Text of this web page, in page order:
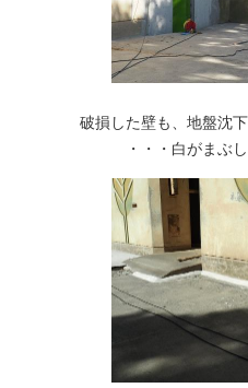
破損した壁も、地盤沈
・・・白がまぶ